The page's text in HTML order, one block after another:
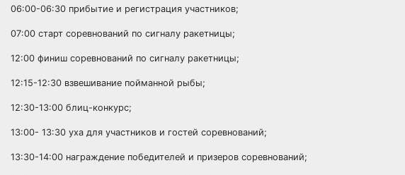
06:00-06:30 прибытие и регистрация участников;
07:00 старт соревнований по сигналу ракетницы;
12:00 финиш соревнований по сигналу ракетницы;
12:15-12:30 взвешивание пойманной рыбы;
12:30-13:00 блиц-конкурс;
13:00- 13:30 уха для участников и гостей соревнований;
13:30-14:00 награждение победителей и призеров соревнований;